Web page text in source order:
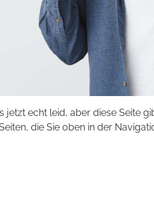
jetzt echt leid, aber diese Seite
die Sie oben in der